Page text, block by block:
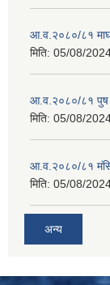
आ.व.२०८०/८१ माघ
मिति: 05/08/
आ.व.२०८०/८१ पुष
मिति: 05/08/
आ.व.२०८०/८१ मंसिर
मिति: 05/08/
अन्य